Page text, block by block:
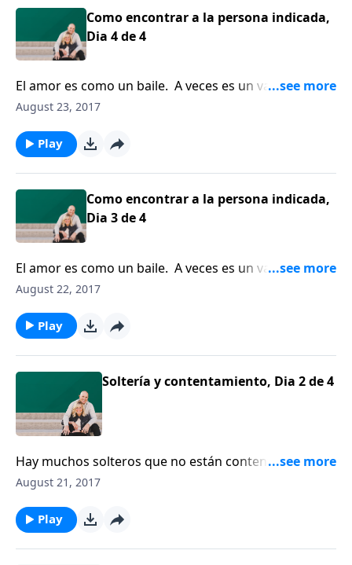
Como encontrar a la persona indicada,
Dia 4 de 4
El amor es como un baile. A veces es un vals y otras
veces es el baile del conejo. Clarence Shuler
en el proceso de encontrar a la persona indicada.
August 23, 2017
Play
Como encontrar a la persona indicada,
Dia 3 de 4
El amor es como un baile. A veces es un vals y otras
veces es el baile del conejo. Clarence Shuler
en el proceso de encontrar a la persona indicada.
August 22, 2017
Play
Soltería y contentamiento, Dia 2 de 4
Hay muchos solteros que no están contentos con
serlo y piensan que tal vez el matrimonio sería la
consejero, Clarence Shuler, les motiva a que
abandonen esa idea.
August 21, 2017
Play